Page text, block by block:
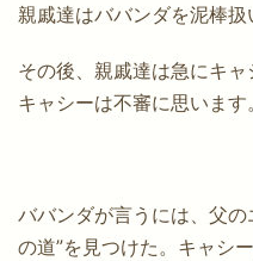
親戚達はババンダを泥棒扱
その後、親戚達は急にキ
キャシーは不審に思います。
ババンダが言うには、父
の道”を見つけた。キャシ